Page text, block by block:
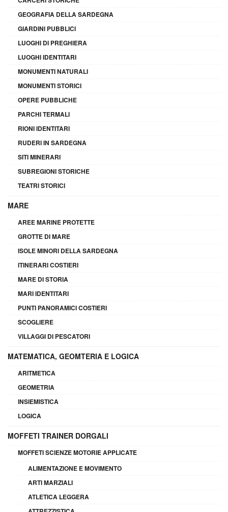
GEOGRAFIA DELLA SARDEGNA
GIARDINI PUBBLICI
LUOGHI DI PREGHIERA
LUOGHI IDENTITARI
MONUMENTI NATURALI
MONUMENTI STORICI
OPERE PUBBLICHE
PARCHI TERMALI
RIONI IDENTITARI
RUDERI IN SARDEGNA
SITI MINERARI
SUBREGIONI STORICHE
TEATRI STORICI
MARE
AREE MARINE PROTETTE
GROTTE DI MARE
ISOLE MINORI DELLA SARDEGNA
ITINERARI COSTIERI
MARE DI STORIA
MARI IDENTITARI
PUNTI PANORAMICI COSTIERI
SCOGLIERE
VILLAGGI DI PESCATORI
MATEMATICA, GEOMTERIA E LOGICA
ARITMETICA
GEOMETRIA
INSIEMISTICA
LOGICA
MOFFETI TRAINER DORGALI
MOFFETI SCIENZE MOTORIE APPLICATE
ALIMENTAZIONE E MOVIMENTO
ARTI MARZIALI
ATLETICA LEGGERA